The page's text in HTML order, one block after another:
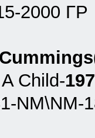
2000 ГР
Child-
NM\NM-